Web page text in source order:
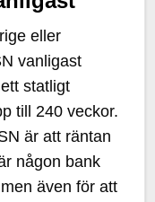
eller
vanligast
statligt
till 240 veckor.
är att räntan
någon bank
även för att